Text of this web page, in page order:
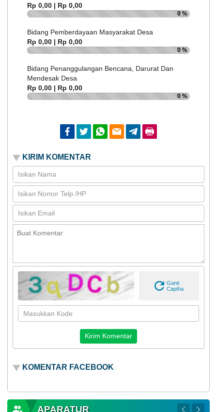
Rp 0,00 | Rp 0,00
0 %
Bidang Pemberdayaan Masyarakat Desa
Rp 0,00 | Rp 0,00
0 %
Bidang Penanggulangan Bencana, Darurat Dan
Mendesak Desa
Rp 0,00 | Rp 0,00
0 %
Facebook
Twitter Whatsapp
Email Telegram
KIRIM KOMENTAR
Ganti
Captha
KOMENTAR FACEBOOK
APARATUR